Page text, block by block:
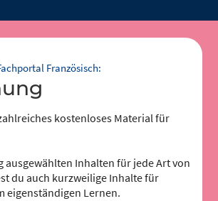
Französisch:
kostenloses Material für
ausgewählten Inhalten für jede Art von
du auch kurzweilige Inhalte für
eigenständigen Lernen.